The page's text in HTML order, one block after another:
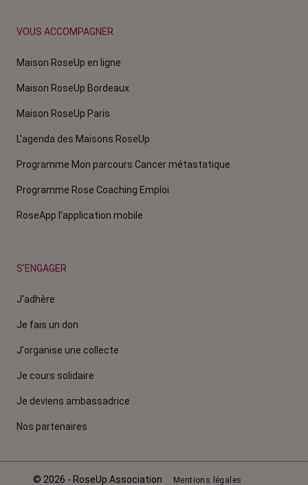
VOUS ACCOMPAGNER
Maison RoseUp en ligne
Maison RoseUp Bordeaux
Maison RoseUp Paris
L'agenda des Maisons RoseUp
Programme Mon parcours Cancer métastatique
Programme Rose Coaching Emploi
RoseApp l’application mobile
S'ENGAGER
J'adhère
Je fais un don
J'organise une collecte
Je cours solidaire
Je deviens ambassadrice
Nos partenaires
© 2026 - RoseUp Association Mentions légales